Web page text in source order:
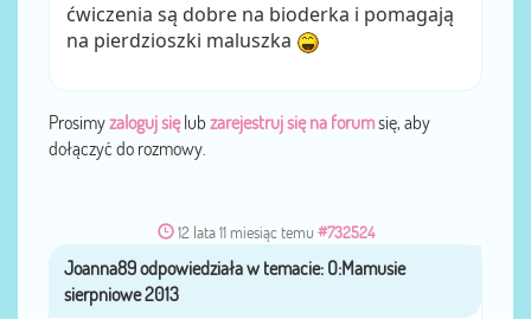
ćwiczenia są dobre na bioderka i pomagają
na pierdzioszki maluszka
Prosimyzaloguj sięlub zarejestruj się na forumsię, aby
dołączyć do rozmowy.
12 lata 11 miesiąc temu #732524
przezJoanna89